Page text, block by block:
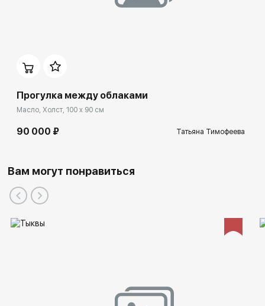
Прогулка между облаками
Масло, Холст, 100 x 90 см
90 000 ₽ Татьяна Тимофеева
Вам могут понравиться